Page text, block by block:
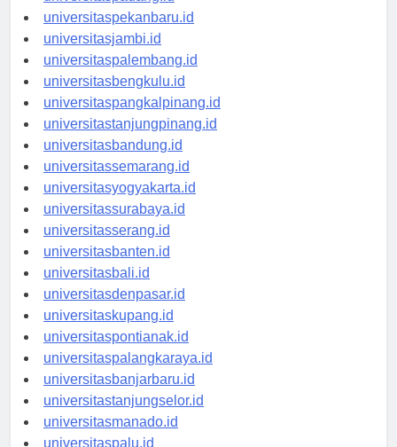
universitaspadang.id
universitaspekanbaru.id
universitasjambi.id
universitaspalembang.id
universitasbengkulu.id
universitaspangkalpinang.id
universitastanjungpinang.id
universitasbandung.id
universitassemarang.id
universitasyogyakarta.id
universitassurabaya.id
universitasserang.id
universitasbanten.id
universitasbali.id
universitasdenpasar.id
universitaskupang.id
universitaspontianak.id
universitaspalangkaraya.id
universitasbanjarbaru.id
universitastanjungselor.id
universitasmanado.id